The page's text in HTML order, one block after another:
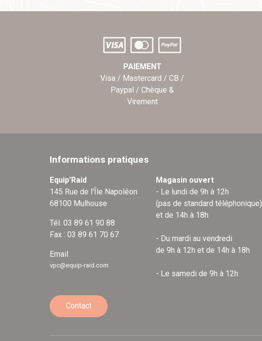
PAIEMENT
Visa / Mastercard / CB /
Paypal / Chèque &
Virement
Informations pratiques
Equip'Raid
145 Rue de l'Île Napoléon
68100 Mulhouse
Tél. 03 89 61 90 88
Fax : 03 89 61 70 67
Email
vpc@equip-raid.com
Magasin ouvert
- Le lundi de 9h à 12h
(pas de standard téléphonique)
et de 14h à 18h
- Du mardi au vendredi
de 9h à 12h et de 14h à 18h
- Le samedi de 9h à 12h
Contact